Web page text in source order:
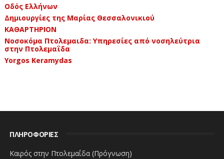
Οδός Ελλήνων
Δημιουργίες της Μαρίας Θεσσαλονικιού
ΚΑΘΑΡΤΗΡΙΟΝ
Νοσοκόμα Πτολεμαιδα: Υπηρεσίες από νοσηλεύτρια
στην Πτολεμαΐδα
Yorgos Keramydas
ΠΛΗΡΟΦΟΡΙΕΣ
Καιρός στην Πτολεμαΐδα (Πρόγνωση)